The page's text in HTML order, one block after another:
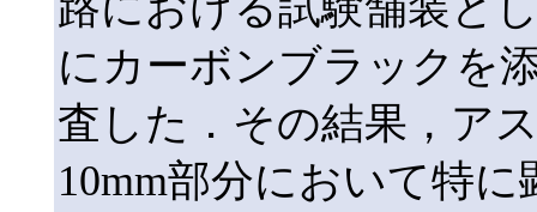
にカーボンブラックを
査した．その結果，ア
10mm部分において特